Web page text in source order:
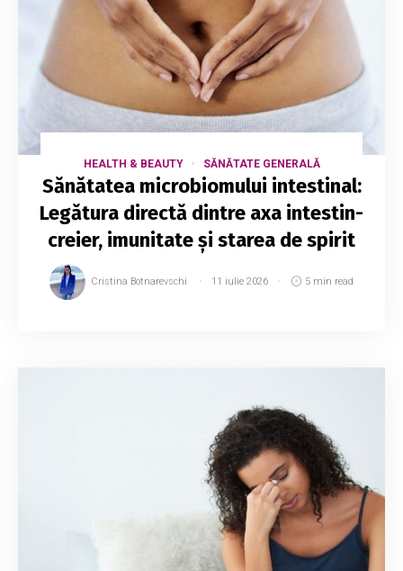
HEALTH & BEAUTY SĂNĂTATE GENERALĂ
Sănătatea microbiomului intestinal:
Legătura directă dintre axa intestin-
creier, imunitate și starea de spirit
Cristina Botnarevschi 11 iulie 2026 5 min read